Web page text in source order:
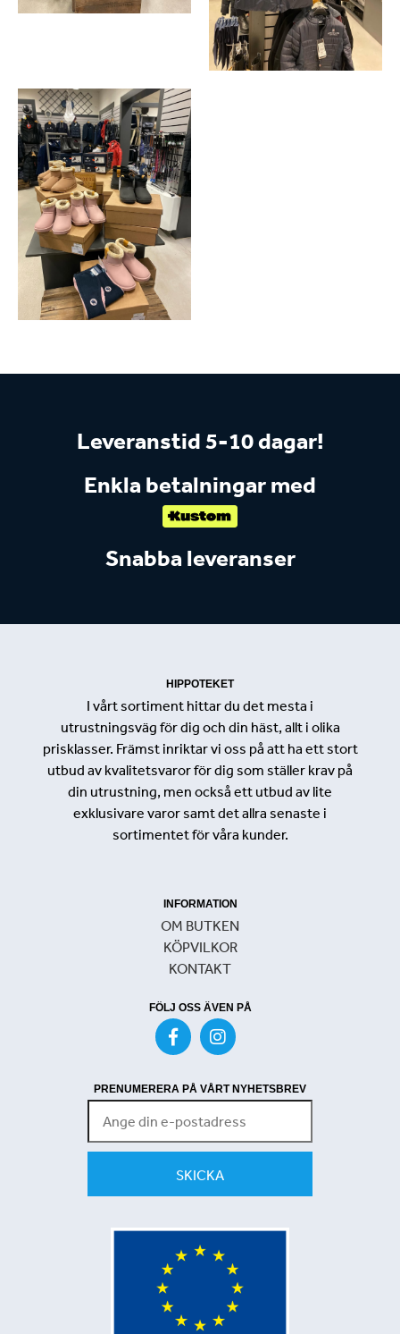
Leveranstid 5-10 dagar!
Enkla betalningar med
Snabba leveranser
HIPPOTEKET
I vårt sortiment hittar du det mesta i
utrustningsväg för dig och din häst, allt i olika
prisklasser. Främst inriktar vi oss på att ha ett stort
utbud av kvalitetsvaror för dig som ställer krav på
din utrustning, men också ett utbud av lite
exklusivare varor samt det allra senaste i
sortimentet för våra kunder.
INFORMATION
OM BUTKEN
KÖPVILKOR
KONTAKT
FÖLJ OSS ÄVEN PÅ
PRENUMERERA PÅ VÅRT NYHETSBREV